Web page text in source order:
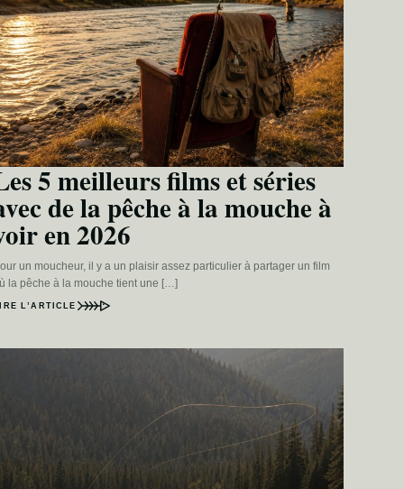
5 meilleurs films et séries
de la pêche à la mouche à
en 2026
un moucheur, il y a un plaisir assez particulier à partager un film
la pêche à la mouche tient une […]
L’ARTICLE